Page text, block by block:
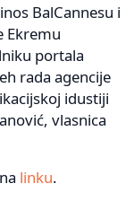
BalCannesu i
Ekremu
portala
rada agencije
idustiji
vlasnica
linku.